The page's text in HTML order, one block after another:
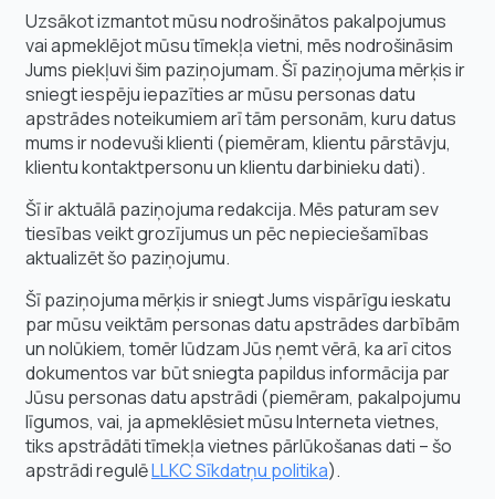
Uzsākot izmantot mūsu nodrošinātos pakalpojumus
vai apmeklējot mūsu tīmekļa vietni, mēs nodrošināsim
Jums piekļuvi šim paziņojumam. Šī paziņojuma mērķis ir
sniegt iespēju iepazīties ar mūsu personas datu
apstrādes noteikumiem arī tām personām, kuru datus
mums ir nodevuši klienti (piemēram, klientu pārstāvju,
klientu kontaktpersonu un klientu darbinieku dati).
Šī ir aktuālā paziņojuma redakcija. Mēs paturam sev
tiesības veikt grozījumus un pēc nepieciešamības
aktualizēt šo paziņojumu.
Šī paziņojuma mērķis ir sniegt Jums vispārīgu ieskatu
par mūsu veiktām personas datu apstrādes darbībām
un nolūkiem, tomēr lūdzam Jūs ņemt vērā, ka arī citos
dokumentos var būt sniegta papildus informācija par
Jūsu personas datu apstrādi (piemēram, pakalpojumu
līgumos, vai, ja apmeklēsiet mūsu Interneta vietnes,
tiks apstrādāti tīmekļa vietnes pārlūkošanas dati – šo
apstrādi regulēLLKC Sīkdatņu politika).